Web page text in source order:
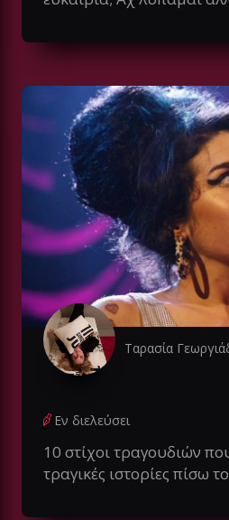
Ταρασία
Εν διελεύσει
10 στίχοι τραγουδιών
τραγικές ιστορίες πίσω